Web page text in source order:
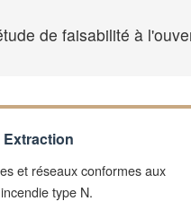
de faisabilité à
et réseaux conformes aux
type N.